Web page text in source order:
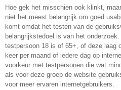
Hoe gek het misschien ook klinkt,
niet het meest belangrijk om goed
komt omdat het testen van de
belangrijkstedoel is van het
testpersoon 18 is of 65+, of deze laag
keer per maand of iedere dag op
voorkeur met testpersonen die wat
als voor deze groep de website
voor meer ervaren internetgebruikers.